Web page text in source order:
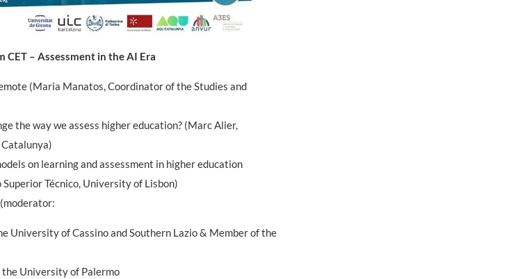
CET – Assessment in the AI Era
(Maria Manatos, Coordinator of the Studies and
the way we assess higher education? (Marc Alier,
on learning and assessment in higher education
Técnico, University of Lisbon)
University of Cassino and Southern Lazio & Member of the
University of Palermo